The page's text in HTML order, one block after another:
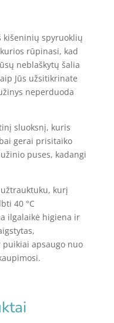
kišeninių spyruoklių
rūpinasi, kad
neblaškytų šalia
Jūs užsitikrinate
neperduoda
sluoksnį, kuris
gerai prisitaiko
puses, kadangi
kurį
40 °C
ilgalaikė higiena ir
apsaugo nuo